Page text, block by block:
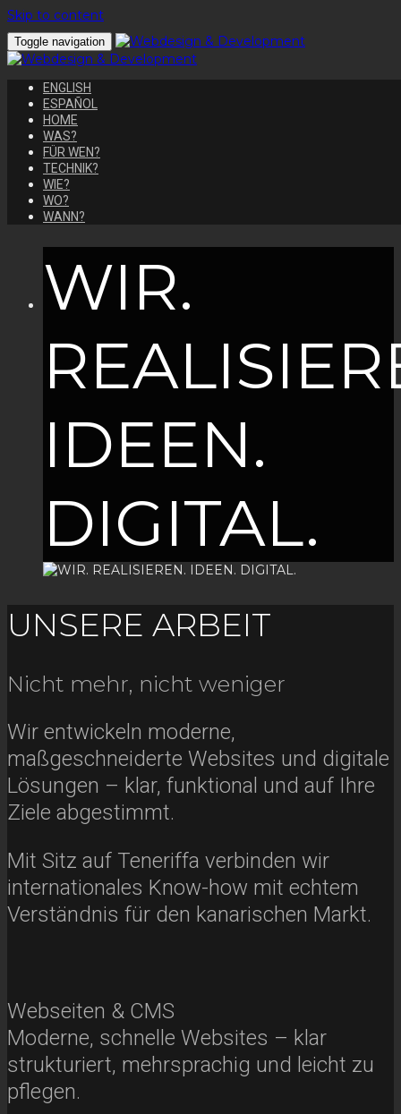
Skip to content
Toggle navigation
ENGLISH
ESPAÑOL
HOME
WAS?
FÜR WEN?
TECHNIK?
WIE?
WO?
WANN?
WIR.
IDEEN.
DIGITAL.
UNSERE ARBEIT
Nicht mehr, nicht weniger
Wir entwickeln moderne,
maßgeschneiderte Websites und digitale
Lösungen – klar, funktional und auf Ihre
Ziele abgestimmt.
Mit Sitz auf Teneriffa verbinden wir
internationales Know-how mit echtem
Verständnis für den kanarischen Markt.
Webseiten & CMS
Moderne, schnelle Websites – klar
strukturiert, mehrsprachig und leicht zu
pflegen.